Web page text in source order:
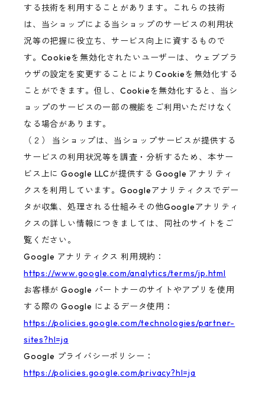
する技術を利用することがあります。これらの技術
は、当ショップによる当ショップのサービスの利用状
況等の把握に役立ち、サービス向上に資するもので
す。Cookieを無効化されたいユーザーは、ウェブブラ
ウザの設定を変更することによりCookieを無効化する
ことができます。但し、Cookieを無効化すると、当シ
ョップのサービスの一部の機能をご利用いただけなく
なる場合があります。
（２） 当ショップは、当ショップサービスが提供する
サービスの利用状況等を調査・分析するため、本サー
ビス上に Google LLCが提供する Google アナリティ
クスを利用しています。Googleアナリティクスでデー
タが収集、処理される仕組みその他Googleアナリティ
クスの詳しい情報につきましては、同社のサイトをご
覧ください。
Google アナリティクス 利用規約：
https://www.google.com/analytics/terms/jp.html
お客様が Google パートナーのサイトやアプリを使用
する際の Google によるデータ使用：
https://policies.google.com/technologies/partner-
sites?hl=ja
Google プライバシーポリシー：
https://policies.google.com/privacy?hl=ja